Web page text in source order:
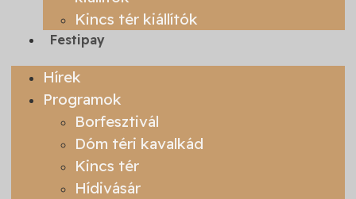
Kincs tér kiállítók
Festipay
Hírek
Programok
Borfesztivál
Dóm téri kavalkád
Kincs tér
Hídivásár